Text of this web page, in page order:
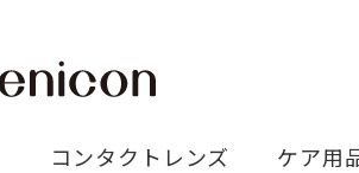
コンタクトレンズ ケア用